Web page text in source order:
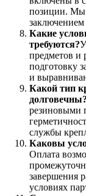
позиции. Мы
заключением
Какие
требуются?
предметов
подготовку
и
Какой тип
долговечны?
резиновыми
службы
Каковы
Оплата
завершения
условиях